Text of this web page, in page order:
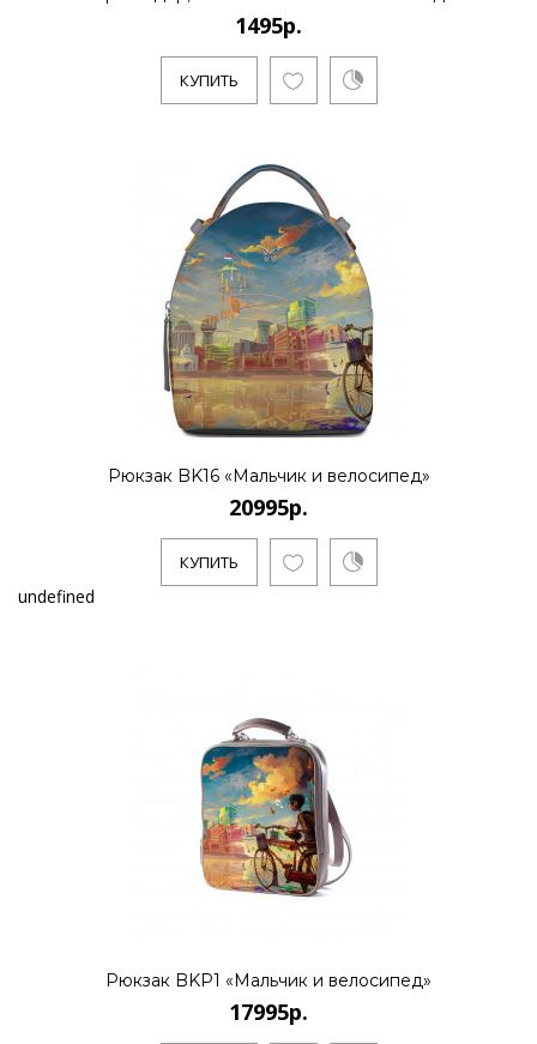
1495р.
КУПИТЬ
Рюкзак BK16 «Мальчик и велосипед»
20995р.
КУПИТЬ
undefined
Рюкзак BKP1 «Мальчик и велосипед»
17995р.